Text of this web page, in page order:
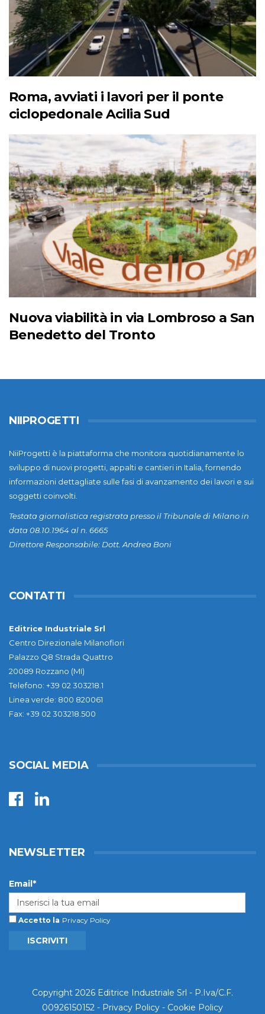
Roma, avviati i lavori per il ponte
ciclopedonale Acilia Sud
Nuova viabilità in via Lombroso a San
Benedetto del Tronto
NIIPROGETTI
NiiProgetti è la piattaforma che monitora quotidianamente lo
sviluppo di nuovi progetti, appalti e cantieri in Italia, fornendo
informazioni dettagliate sulle fasi di avanzamento dei lavori e sui
soggetti coinvolti.
Testata giornalistica registrata presso il Tribunale di Milano in
data 08.10.1964 al n. 6665
Direttore Responsabile: Dott. Andrea Boni
CONTATTI
Editrice Industriale Srl
Centro Direzionale Milanofiori
Palazzo Q8 Strada Quattro
20089 Rozzano (MI)
Telefono: +39 02 303218.1
Linea verde: 800 820061
Fax: +39 02 303218.500
SOCIAL MEDIA
NEWSLETTER
Email*
Accetto la Privacy Policy
ISCRIVITI
Copyright 2026 Editrice Industriale Srl - P.Iva/C.F.
00926150152 - Privacy Policy - Cookie Policy